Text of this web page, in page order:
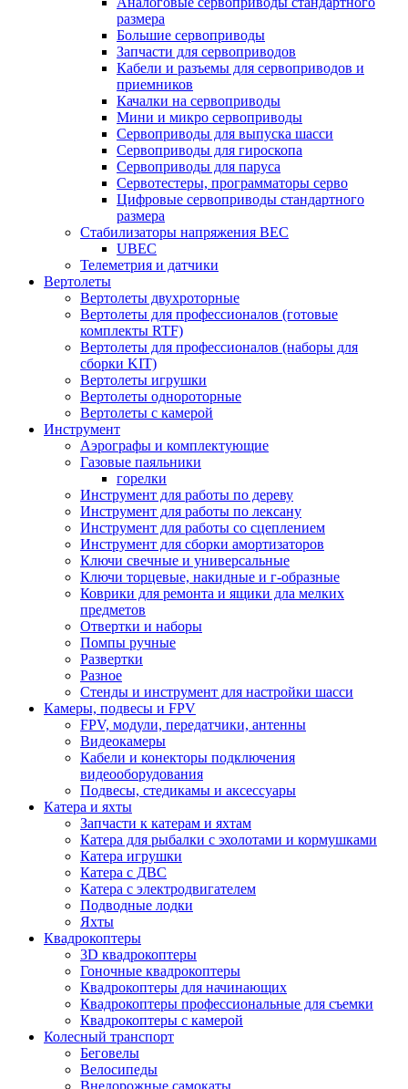
размера
Большие сервоприводы
Запчасти для сервоприводов
Кабели и разъемы для сервоприводов и
приемников
Качалки на сервоприводы
Мини и микро сервоприводы
Сервоприводы для выпуска шасси
Сервоприводы для гироскопа
Сервоприводы для паруса
Сервотестеры, программаторы серво
Цифровые сервоприводы стандартного
размера
Стабилизаторы напряжения BEC
UBEC
Телеметрия и датчики
Вертолеты
Вертолеты двухроторные
Вертолеты для профессионалов (готовые
комплекты RTF)
Вертолеты для профессионалов (наборы для
сборки KIT)
Вертолеты игрушки
Вертолеты однороторные
Вертолеты с камерой
Инструмент
Аэрографы и комплектующие
Газовые паяльники
горелки
Инструмент для работы по дереву
Инструмент для работы по лексану
Инструмент для работы со сцеплением
Инструмент для сборки амортизаторов
Ключи свечные и универсальные
Ключи торцевые, накидные и г-образные
Коврики для ремонта и ящики дла мелких
предметов
Отвертки и наборы
Помпы ручные
Развертки
Разное
Стенды и инструмент для настройки шасси
Камеры, подвесы и FPV
FPV, модули, передатчики, антенны
Видеокамеры
Кабели и конекторы подключения
видеооборудования
Подвесы, стедикамы и аксессуары
Катера и яхты
Запчасти к катерам и яхтам
Катера для рыбалки с эхолотами и кормушками
Катера игрушки
Катера с ДВС
Катера с электродвигателем
Подводные лодки
Яхты
Квадрокоптеры
3D квадрокоптеры
Гоночные квадрокоптеры
Квадрокоптеры для начинающих
Квадрокоптеры профессиональные для съемки
Квадрокоптеры с камерой
Колесный транспорт
Беговелы
Велосипеды
Внедорожные самокаты